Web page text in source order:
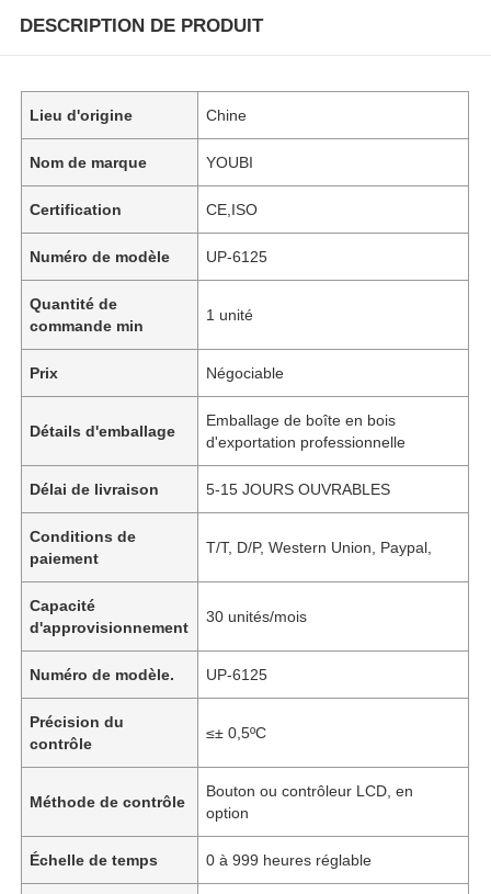
DESCRIPTION DE PRODUIT
Lieu d'origine Chine
Nom de marque YOUBI
Certification CE,ISO
Numéro de modèle UP-6125
Quantité de
commande min
1 unité
Prix Négociable
Détails d'emballage
Emballage de boîte en bois
d'exportation professionnelle
Délai de livraison 5-15 JOURS OUVRABLES
Conditions de
paiement
T/T, D/P, Western Union, Paypal,
Capacité
d'approvisionnement
30 unités/mois
Numéro de modèle. UP-6125
Précision du
contrôle
≤± 0,5ºC
Méthode de contrôle
Bouton ou contrôleur LCD, en
option
Échelle de temps 0 à 999 heures réglable